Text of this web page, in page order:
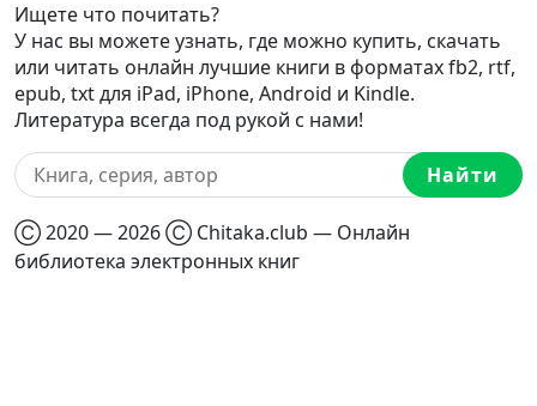
Ищете что почитать?
У нас вы можете узнать, где можно купить, скачать
или читать онлайн лучшие книги в форматах fb2, rtf,
epub, txt для iPad, iPhone, Android и Kindle.
Литература всегда под рукой с нами!
Найти
Ⓒ 2020 — 2026 Ⓒ Chitaka.club — Онлайн
библиотека электронных книг